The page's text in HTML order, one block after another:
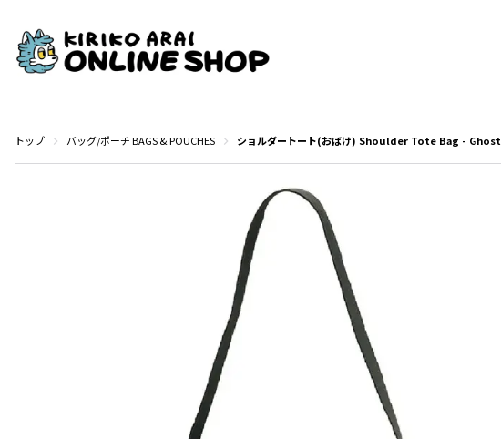
トップ バッグ/ポーチ BAGS & POUCHES ショルダートート(おばけ) Shoulder Tote Bag - Ghost